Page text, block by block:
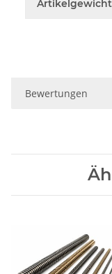
Bewertungen